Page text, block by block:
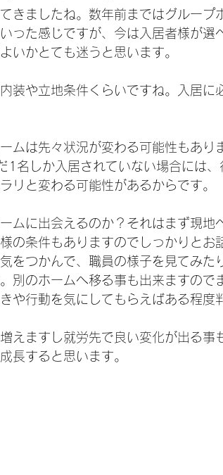
きましたね。数年前まではグループ
った感じですが、今は入居者様が選
いかとても迷うと思います。
装や立地条件くらいですね。入居に
ムは先々状況が変わる可能性もあり
1名しか入居されていない場合には、
リと変わる可能性があるからです。
ムに出会えるのか？それはまず現地
の条件もありますのでしっかりとお
をつかんで、職員の様子を見てみた
別のホームへ移る事も出来ますので
や行動を気にしてもらえばある程度
えますし就労先で良い変化が出る事
長すると思います。